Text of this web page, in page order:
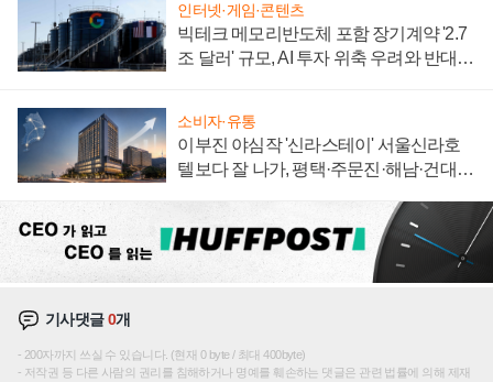
인터넷·게임·콘텐츠
빅테크 메모리반도체 포함 장기계약 '2.7
조 달러' 규모, AI 투자 위축 우려와 반대
소비자·유통
이부진 야심작 '신라스테이' 서울신라호
텔보다 잘 나가, 평택·주문진·해남·건대로
기사댓글0개
200자까지 쓰실 수 있습니다. (현재 0 byte / 최대 400byte)
저작권 등 다른 사람의 권리를 침해하거나 명예를 훼손하는 댓글은 관련 법률에 의해 제재